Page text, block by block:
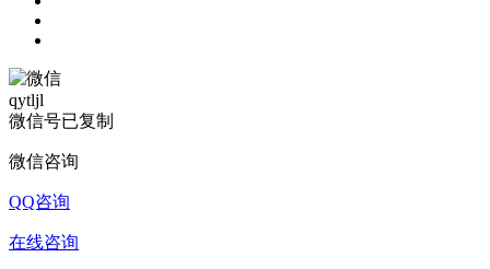
qytljl
微信号已复制
微信咨询
QQ咨询
在线咨询